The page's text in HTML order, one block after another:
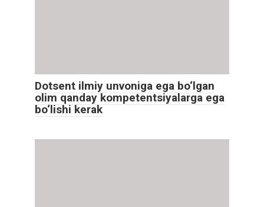
Dotsent ilmiy unvoniga ega bo‘lgan
olim qanday kompetentsiyalarga ega
bo‘lishi kerak